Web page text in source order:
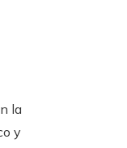
la
y